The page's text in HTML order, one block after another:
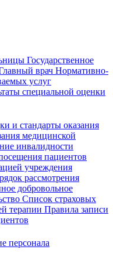
Государственное
врач Нормативно-
услуг
специальной оценки
и стандарты оказания
медицинской
инвалидности
пациентов
учреждения
рассмотрения
добровольное
Список страховых
терапии Правила записи
персонала